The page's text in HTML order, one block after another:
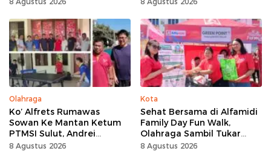
Olahraga
Ko’ Alfrets Rumawas
Sowan Ke Mantan Ketum
PTMSI Sulut, Andrei
Angouw
8 Agustus 2026
Kota
Sehat Bersama di Alfamidi
Family Day Fun Walk,
Olahraga Sambil Tukar
Sampah Demi Jaga Bumi
8 Agustus 2026